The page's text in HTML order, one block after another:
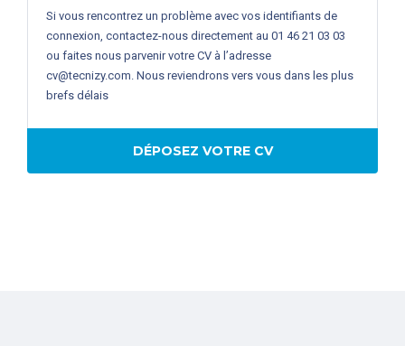
Si vous rencontrez un problème avec vos identifiants de
connexion, contactez-nous directement au 01 46 21 03 03
ou faites nous parvenir votre CV à l’adresse
cv@tecnizy.com . Nous reviendrons vers vous dans les plus
brefs délais
DÉPOSEZ VOTRE CV